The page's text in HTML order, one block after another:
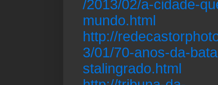
/2013/02/a-cidade-
mundo.html
http://
3/01/70-anos-da-
stalingrado.html